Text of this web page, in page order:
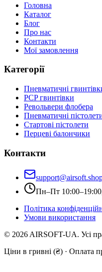
Головна
Каталог
Блог
Про нас
Контакти
Мої замовлення
Категорії
Пневматичні
PCP гвинтівки
Револьвери флобера
Пневматичні
Стартові пістолети
Перцеві балончики
Контакти
Пн–Пт
Політика
Умови використання
© 2026 AIRSOFT-UA. Усі
Ціни в гривні (₴) · Оплата